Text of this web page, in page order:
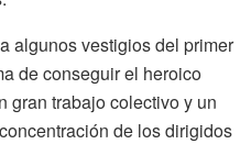
algunos vestigios del primer
de conseguir el heroico
gran trabajo colectivo y un
de los dirigidos